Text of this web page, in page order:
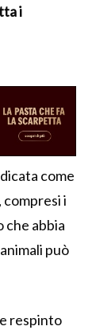
i
come
compresi i
che abbia
può
respinto